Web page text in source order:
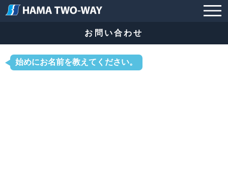
お問い合わせ
始めにお名前を教えてください。